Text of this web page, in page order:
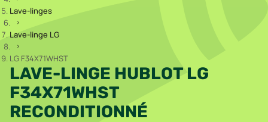
Lave-linges
Lave-linge LG
LG F34X71WHST
LAVE-LINGE HUBLOT LG
F34X71WHST
RECONDITIONNÉ